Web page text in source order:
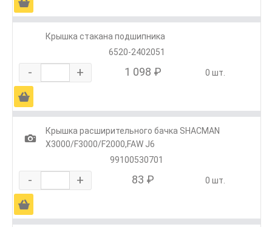
Крышка стакана подшипника
6520-2402051
- + 1 098 ₽ 0 шт.
Ä
1
Крышка расширительного бачка SHACMAN
X3000/F3000/F2000,FAW J6
99100530701
- + 83 ₽ 0 шт.
Ä